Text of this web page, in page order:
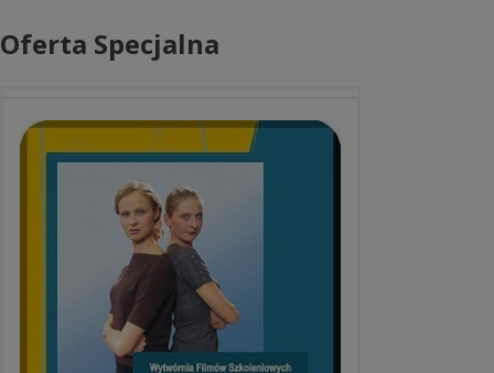
Oferta Specjalna